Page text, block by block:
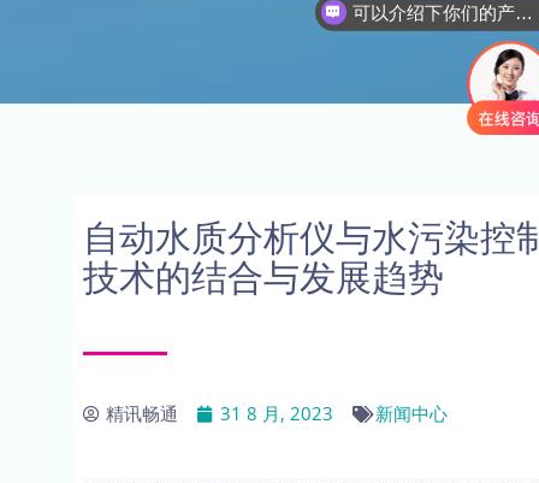
自动水质分析仪与水污染控
技术的结合与发展趋势
精讯畅通 31 8 月, 2023 新闻中心
可以介绍下你们的产品么